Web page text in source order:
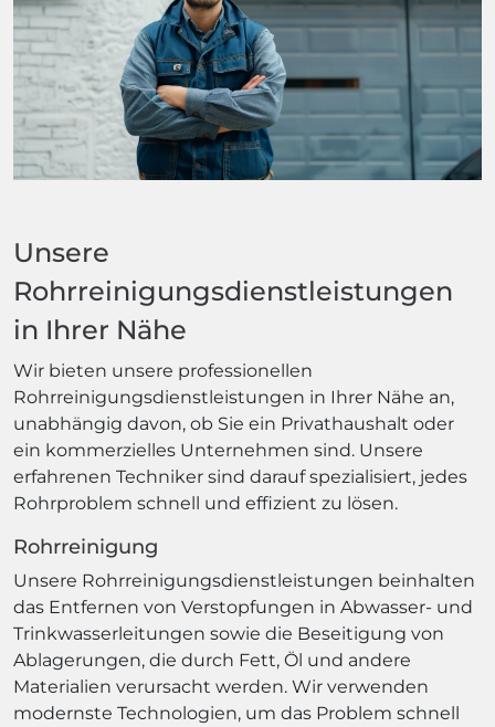
Unsere
Rohrreinigungsdienstleistungen
in Ihrer Nähe
Wir bieten unsere professionellen
Rohrreinigungsdienstleistungen in Ihrer Nähe an,
unabhängig davon, ob Sie ein Privathaushalt oder
ein kommerzielles Unternehmen sind. Unsere
erfahrenen Techniker sind darauf spezialisiert, jedes
Rohrproblem schnell und effizient zu lösen.
Rohrreinigung
Unsere Rohrreinigungsdienstleistungen beinhalten
das Entfernen von Verstopfungen in Abwasser- und
Trinkwasserleitungen sowie die Beseitigung von
Ablagerungen, die durch Fett, Öl und andere
Materialien verursacht werden. Wir verwenden
modernste Technologien, um das Problem schnell